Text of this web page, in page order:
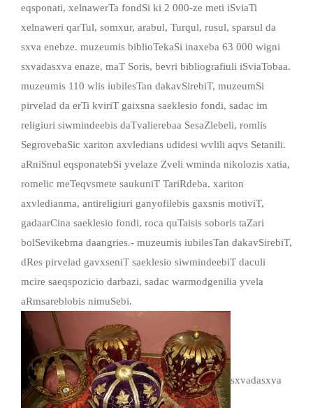
eqsponati, xelnawerTa fondSi ki 2 000-ze meti iSviaTi
xelnaweri qarTul, somxur, arabul, Turqul, rusul, sparsul da
sxva enebze. muzeumis biblioTekaSi inaxeba 63 000 wigni
sxvadasxva enaze, maT Soris, bevri bibliografiuli iSviaTobaa.
muzeumis 110 wlis iubilesTan dakavSirebiT, muzeumSi
pirvelad da erTi kviriT gaixsna saeklesio fondi, sadac im
religiuri siwmindeebis daTvalierebaa SesaZlebeli, romlis
SegrovebaSic xariton axvledians udidesi wvlili aqvs Setanili.
aRniSnul eqsponatebSi yvelaze Zveli wminda nikolozis xatia,
romelic meTeqvsmete saukuniT TariRdeba. xariton
axvledianma, antireligiuri ganyofilebis gaxsnis motiviT,
gadaarCina saeklesio fondi, roca quTaisis soboris taZari
bolSevikebma daangries.- muzeumis iubilesTan dakavSirebiT,
dRes pirvelad gavxseniT saeklesio siwmindeebiT daculi
mcire saeqspozicio darbazi, sadac warmodgenilia yvela
aRmsareblobis nimuSebi.
sxvadasxva